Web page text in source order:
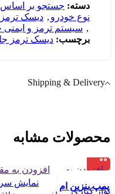
دسته: جستجو بر اساس
نوع خودرو , دیسک
, سیستم ترمز و ایمنی
برچسب: دیسک ترمز
Shipping & Delivery
محصولات مشابه
افزودن به
مقایسه
پمپ بنزین ام
افزودن به
نمایش
نوار کناری